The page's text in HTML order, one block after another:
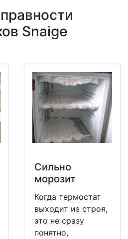
Snaige
Сильно
морозит
Когда термостат
выходит из строя,
это не сразу
понятно,